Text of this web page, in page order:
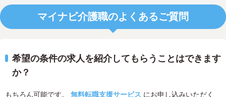
マイナビ介護職のよくあるご質問
希望の条件の求人を紹介してもらうことはできます
か？
もちろん可能です。 無料転職支援サービス にお申し込みいただく